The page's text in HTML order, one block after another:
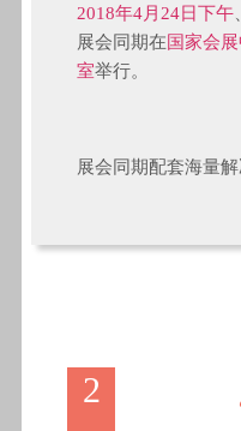
2018年4月24日下午、
展会同期在国家会
室举行。
展会同期配套海量
2